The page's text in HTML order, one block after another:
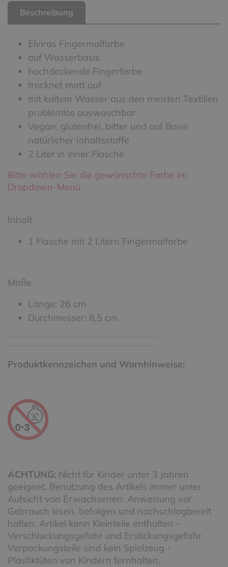
Beschreibung
Elviras Fingermalfarbe
auf Wasserbasis
hochdeckende Fingerfarbe
trocknet matt auf
mit kaltem Wasser aus den meisten Textilien
problemlos auswaschbar
Vegan, glutenfrei, bitter und auf Basis
natürlicher Inhaltsstoffe
2 Liter in einer Flasche
Bitte wählen Sie die gewünschte Farbe im
Dropdown-Menü.
Inhalt
1 Flasche mit 2 Litern Fingermalfarbe
Maße
Länge: 26 cm
Durchmesser: 6,5 cm
Produktkennzeichen und Warnhinweise:
ACHTUNG: Nicht für Kinder unter 3 Jahren
geeignet. Benutzung des Artikels immer unter
Aufsicht von Erwachsenen. Anweisung vor
Gebrauch lesen, befolgen und nachschlagbereit
halten. Artikel kann Kleinteile enthalten -
Verschluckungsgefahr und Erstickungsgefahr.
Verpackungsteile sind kein Spielzeug -
Plastiktüten von Kindern fernhalten.